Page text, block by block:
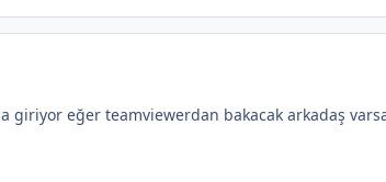
giriyor eğer teamviewerdan bakacak arkadaş